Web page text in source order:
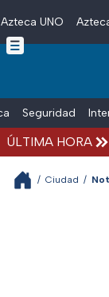
Skip to main
Azteca UNO
Seguridad
ÚLTIMA HORA
/ Ciudad /